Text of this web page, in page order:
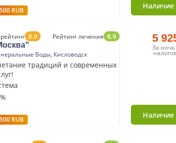
RUB Наличие
8.9 Рейтинг лечения 8.9
Воды, Кисловодск
традиций и современных
RUB
5
За ночь
Наличие